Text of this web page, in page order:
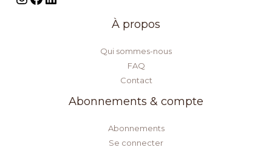
À propos
Qui sommes-nous
FAQ
Contact
Abonnements & compte
Abonnements
Se connecter